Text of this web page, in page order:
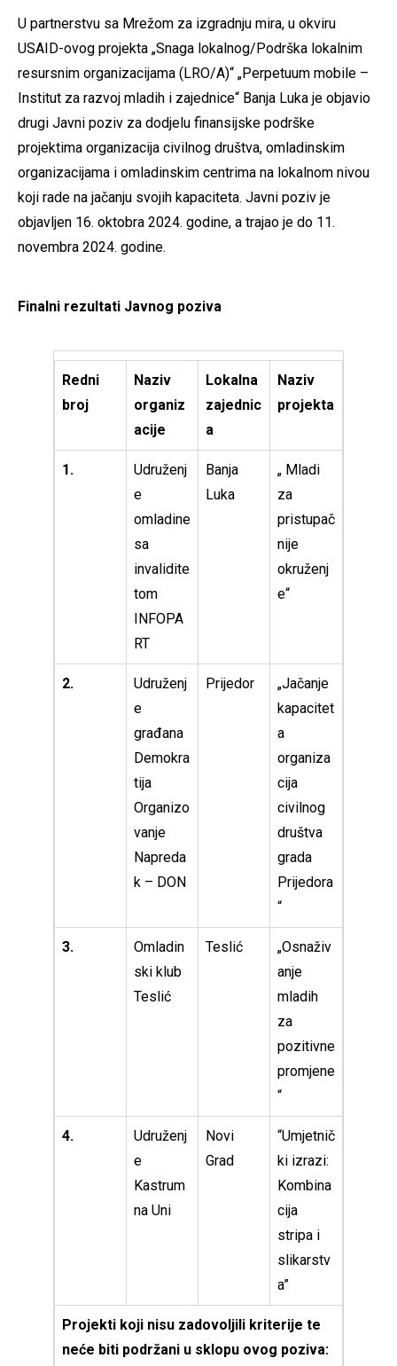
U partnerstvu sa Mrežom za izgradnju mira, u okviru
USAID-ovog projekta „Snaga lokalnog/Podrška lokalnim
resursnim organizacijama (LRO/A)“ „Perpetuum mobile –
Institut za razvoj mladih i zajednice“ Banja Luka je objavio
drugi Javni poziv za dodjelu finansijske podrške
projektima organizacija civilnog društva, omladinskim
organizacijama i omladinskim centrima na lokalnom nivou
koji rade na jačanju svojih kapaciteta. Javni poziv je
objavljen 16. oktobra 2024. godine, a trajao je do 11.
novembra 2024. godine.
Finalni rezultati Javnog poziva
Redni
broj
Naziv
organiz
acije
Lokalna
zajednic
a
Naziv
projekta
1.
Udruženj
e
omladine
sa
invalidite
tom
INFOPA
RT
Banja
Luka
„ Mladi
za
pristupač
nije
okruženj
e“
2.
Udruženj
e
građana
Demokra
tija
Organizo
vanje
Napreda
k – DON
Prijedor
„Jačanje
kapacitet
a
organiza
cija
civilnog
društva
grada
Prijedora
“
3.
Omladin
ski klub
Teslić
Teslić
„Osnaživ
anje
mladih
za
pozitivne
promjene
“
4.
Udruženj
e
Kastrum
na Uni
Novi
Grad
“Umjetnič
ki izrazi:
Kombina
cija
stripa i
slikarstv
a”
Projekti koji nisu zadovoljili kriterije te
neće biti podržani u sklopu ovog poziva: